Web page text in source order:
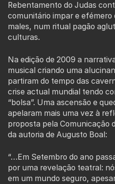
Rebentamento do Judas
comunitário impar e efémero
males, num ritual pagão
culturas.
Na edição de 2009 a
musical criando uma
partiram do tempo das
crise actual mundial tendo
“bolsa”. Uma ascensão e
apelaram mais uma vez à
proposta pela Comunicação
da autoria de Augusto Boal:
“…Em Setembro do ano
por uma revelação teatral:
em um mundo seguro,